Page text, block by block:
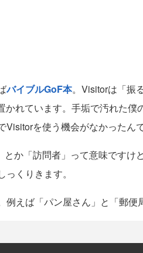
バイブルGoF本。Visitorは「振
かれています。手垢で汚れた僕
を使う機会がなかったんで
か「訪問者」って意味ですけ
くりきます。
えば「パン屋さん」と「郵便